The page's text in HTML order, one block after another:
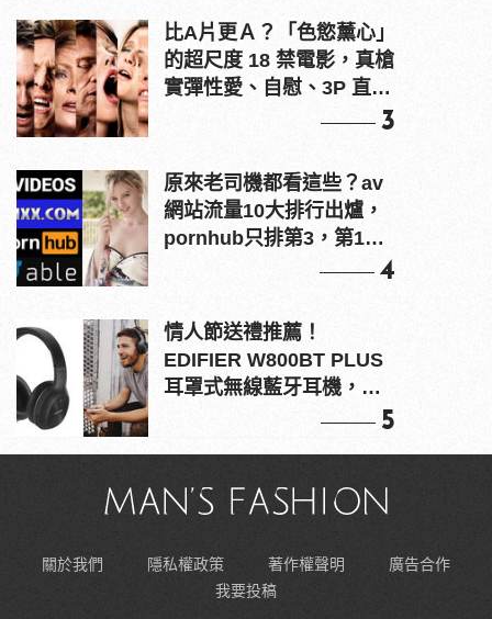
比A片更Ａ？「色慾薰心」
的超尺度 18 禁電影，真槍
實彈性愛、自慰、3P 直接
3
原來老司機都看這些？av
網站流量10大排行出爐，
pornhub只排第3，第1名
4
情人節送禮推薦！
EDIFIER W800BT PLUS
耳罩式無線藍牙耳機，在
5
關於我們 隱私權政策 著作權聲明
廣告合作
我要投稿